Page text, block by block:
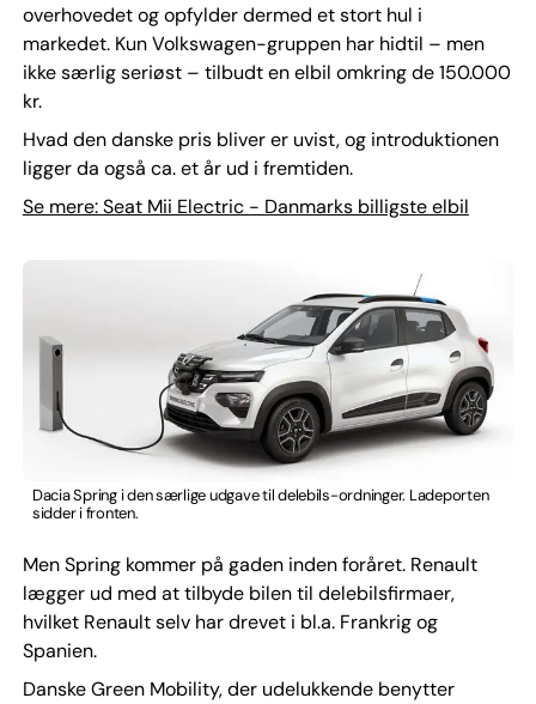
overhovedet og opfylder dermed et stort hul i
markedet. Kun Volkswagen-gruppen har hidtil – men
ikke særlig seriøst – tilbudt en elbil omkring de 150.000
kr.
Hvad den danske pris bliver er uvist, og introduktionen
ligger da også ca. et år ud i fremtiden.
Se mere: Seat Mii Electric - Danmarks billigste elbil
Dacia Spring i den særlige udgave til delebils-ordninger. Ladeporten
sidder i fronten.
Men Spring kommer på gaden inden foråret. Renault
lægger ud med at tilbyde bilen til delebilsfirmaer,
hvilket Renault selv har drevet i bl.a. Frankrig og
Spanien.
Danske Green Mobility, der udelukkende benytter